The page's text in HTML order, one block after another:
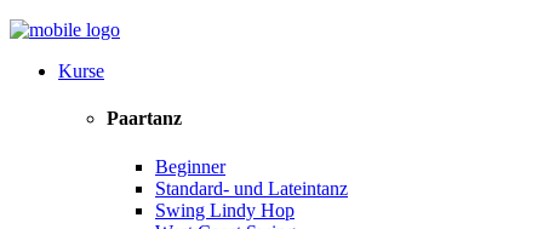
Kurse
Paartanz
Beginner
Standard- und Lateintanz
Swing Lindy Hop